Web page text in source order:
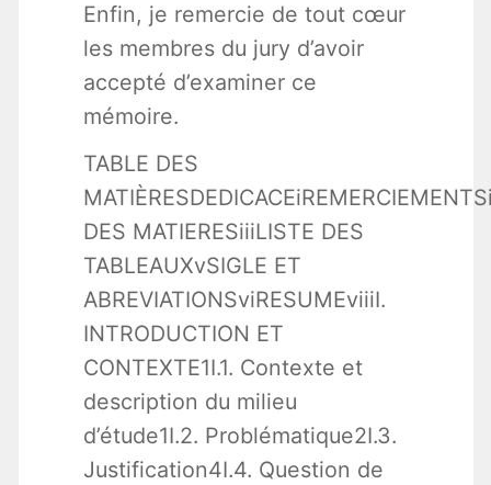
Enfin, je remercie de tout cœur
les membres du jury d’avoir
accepté d’examiner ce
mémoire.
TABLE DES
DES MATIERESiiiLISTE DES
TABLEAUXvSIGLE ET
ABREVIATIONSviRESUMEviiiI.
INTRODUCTION ET
CONTEXTE1I.1. Contexte et
description du milieu
d’étude1I.2. Problématique2I.3.
Justification4I.4. Question de